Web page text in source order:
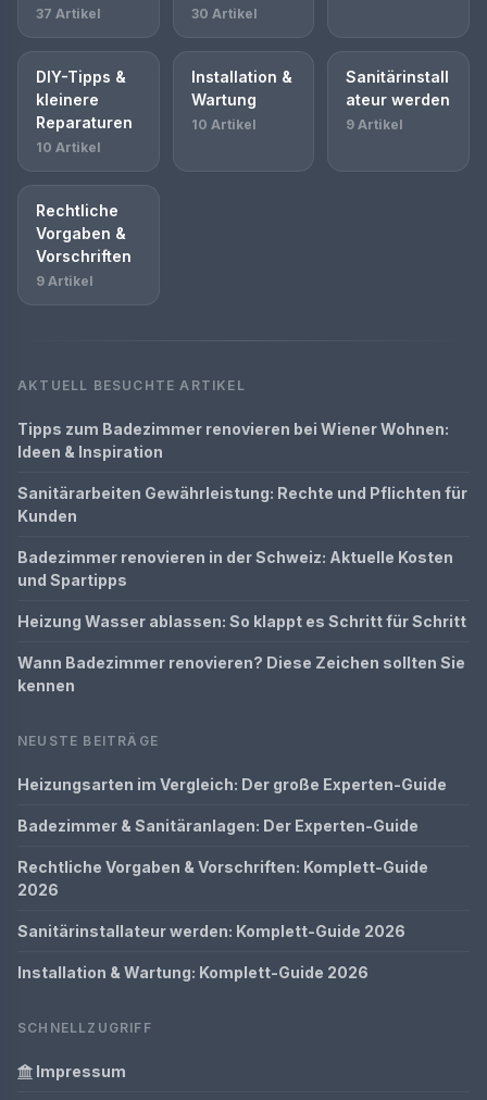
37 Artikel 30 Artikel
DIY-Tipps &
kleinere
Reparaturen
10 Artikel
Installation &
Wartung
10 Artikel
Sanitärinstall
ateur werden
9 Artikel
Rechtliche
Vorgaben &
Vorschriften
9 Artikel
AKTUELL BESUCHTE ARTIKEL
Tipps zum Badezimmer renovieren bei Wiener Wohnen:
Ideen & Inspiration
Sanitärarbeiten Gewährleistung: Rechte und Pflichten für
Kunden
Badezimmer renovieren in der Schweiz: Aktuelle Kosten
und Spartipps
Heizung Wasser ablassen: So klappt es Schritt für Schritt
Wann Badezimmer renovieren? Diese Zeichen sollten Sie
kennen
NEUSTE BEITRÄGE
Heizungsarten im Vergleich: Der große Experten-Guide
Badezimmer & Sanitäranlagen: Der Experten-Guide
Rechtliche Vorgaben & Vorschriften: Komplett-Guide
2026
Sanitärinstallateur werden: Komplett-Guide 2026
Installation & Wartung: Komplett-Guide 2026
SCHNELLZUGRIFF
Impressum